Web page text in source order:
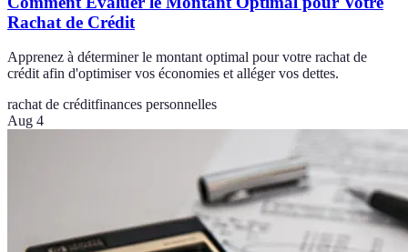
Rachat de Crédit
Apprenez à déterminer le montant optimal pour votre rachat de
crédit afin d'optimiser vos économies et alléger vos dettes.
rachat de créditfinances personnelles
Aug 4